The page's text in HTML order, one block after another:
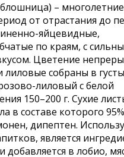
– многолетние
от отрастания до
яйцевидные,
по краям, с
Цветение
собраны в
лиловый с белой
150–200 г. Сухие
в составе которого 95%
дипептен.
является
добавляется в лобио,